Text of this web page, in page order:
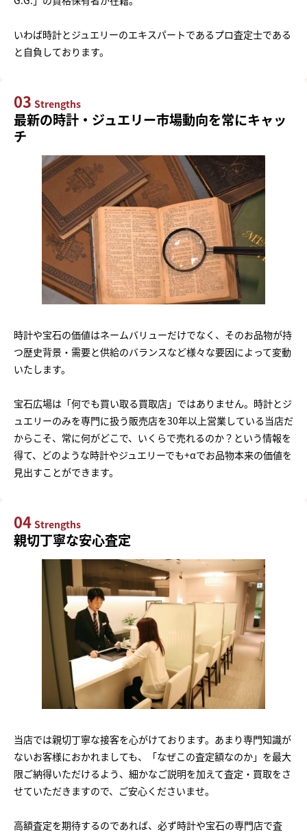
いわば時計とジュエリーのエキスパートであるプロ査定士である
と自負しております。
03 Strengths
最新の時計・ジュエリー市場動向を常にキャッ
チ
時計や宝石の価値はネームバリューだけでなく、そのお品物が持
つ歴史背景・需要と供給のバランスなど様々な要因によって変動
いたします。
宝石広場は「何でも買い取る買取店」ではありません。時計とジ
ュエリーのみを専門に扱う販売店を30年以上営業している当店だ
からこそ、常に何がどこで、いくらで売れるのか？という情報を
得て、どのような時計やジュエリーでも+αでお品物本来の価値を
見出すことができます。
04 Strengths
親切丁寧な安心査定
当店では親切丁寧な接客を心がけております。あまり専門知識が
ないお客様におかれましても、「なぜこの査定額なのか」を最大
限ご納得いただけるよう、細かなご説明を加えて査定・買取をさ
せていただきますので、ご安心くださいませ。
高額査定を期待するのであれば、必ず時計や宝石の専門店で査